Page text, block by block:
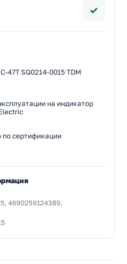
✓
47Т SQ0214-0015 TDM
на индикатор
по сертификации
4690259124389,